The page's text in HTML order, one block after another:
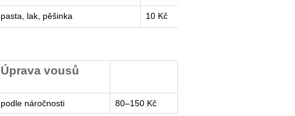
pasta, lak, pěšinka 10 Kč
Úprava vousů
podle náročnosti 80–150 Kč